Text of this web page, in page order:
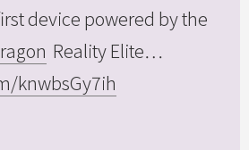
device powered by the
Reality Elite…
knwbsGy7ih